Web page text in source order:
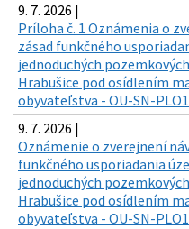
9. 7. 2026 |
Príloha č. 1 Oznámenia o
zásad funkčného
jednoduchých
Hrabušice pod osídlením
obyvateľstva - OU-SN-
9. 7. 2026 |
Oznámenie o zverejnení
funkčného usporiadania
jednoduchých
Hrabušice pod osídlením
obyvateľstva - OU-SN-